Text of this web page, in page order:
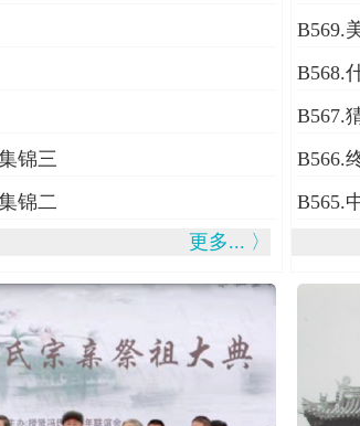
锦三
锦二
更多... 〉
B568.
B567.
B566.
B565.